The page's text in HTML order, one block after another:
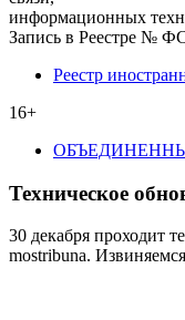
информационных
Запись в Реестре №
Реестр
16+
Техническое
30 декабря проходит
mostribuna.